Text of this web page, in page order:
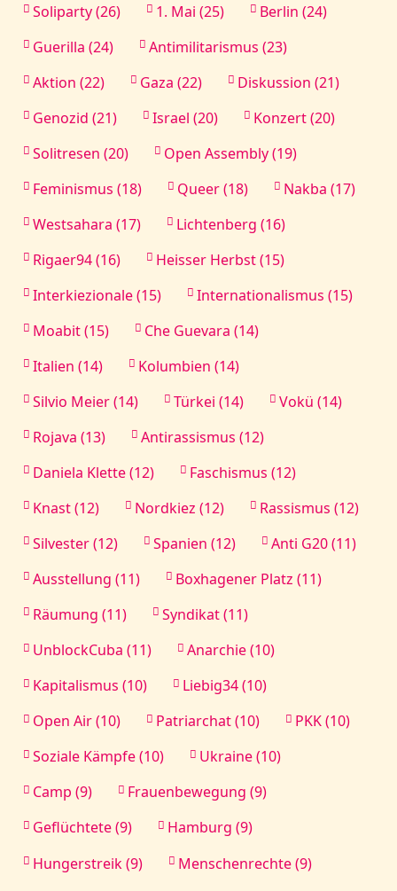
Soliparty (26)
1. Mai (25)
Berlin (24)
Guerilla (24)
Antimilitarismus (23)
Aktion (22)
Gaza (22)
Diskussion (21)
Genozid (21)
Israel (20)
Konzert (20)
Solitresen (20)
Open Assembly (19)
Feminismus (18)
Queer (18)
Nakba (17)
Westsahara (17)
Lichtenberg (16)
Rigaer94 (16)
Heisser Herbst (15)
Interkiezionale (15)
Internationalismus (15)
Moabit (15)
Che Guevara (14)
Italien (14)
Kolumbien (14)
Silvio Meier (14)
Türkei (14)
Vokü (14)
Rojava (13)
Antirassismus (12)
Daniela Klette (12)
Faschismus (12)
Knast (12)
Nordkiez (12)
Rassismus (12)
Silvester (12)
Spanien (12)
Anti G20 (11)
Ausstellung (11)
Boxhagener Platz (11)
Räumung (11)
Syndikat (11)
UnblockCuba (11)
Anarchie (10)
Kapitalismus (10)
Liebig34 (10)
Open Air (10)
Patriarchat (10)
PKK (10)
Soziale Kämpfe (10)
Ukraine (10)
Camp (9)
Frauenbewegung (9)
Geflüchtete (9)
Hamburg (9)
Hungerstreik (9)
Menschenrechte (9)